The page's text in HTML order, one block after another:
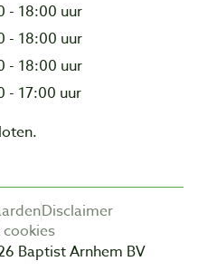
- 18:00 uur
- 18:00 uur
- 18:00 uur
- 17:00 uur
Disclaimer
Baptist Arnhem BV